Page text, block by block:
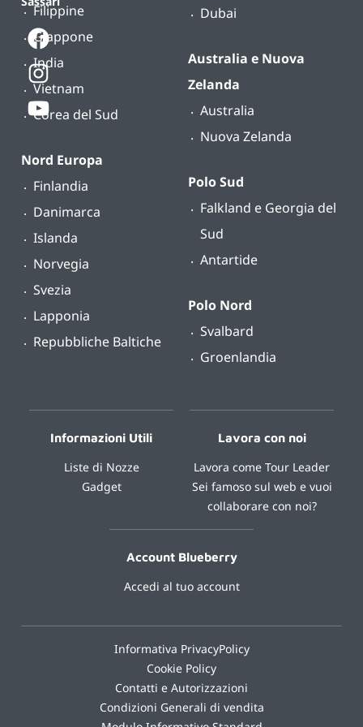
Filippine
Giappone
India
Vietnam
Corea del Sud
Nord Europa
Finlandia
Danimarca
Islanda
Norvegia
Svezia
Lapponia
Repubbliche Baltiche
Dubai
Australia e Nuova
Zelanda
Australia
Nuova Zelanda
Polo Sud
Falkland e Georgia del
Sud
Antartide
Polo Nord
Svalbard
Groenlandia
Informazioni Utili
Liste di Nozze
Gadget
Lavora con noi
Lavora come Tour Leader
Sei famoso sul web e vuoi
collaborare con noi?
Account Blueberry
Accedi al tuo account
Informativa PrivacyPolicy
Cookie Policy
Contatti e Autorizzazioni
Condizioni Generali di vendita